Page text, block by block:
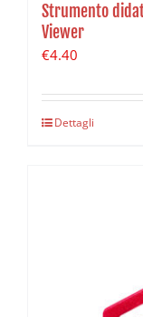
Strumento
Viewer
€4.40
Dettagli